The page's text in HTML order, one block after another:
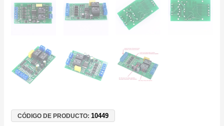
CÓDIGO DE PRODUCTO:10449